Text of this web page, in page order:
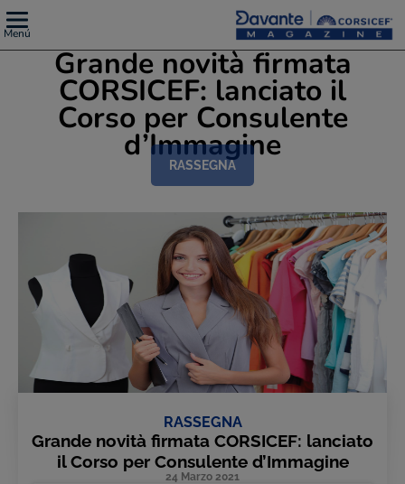
Menú
Grande novità firmata
CORSICEF: lanciato il
Corso per Consulente
d’Immagine
RASSEGNA
RASSEGNA
Grande novità firmata CORSICEF: lanciato
il Corso per Consulente d’Immagine
24 Marzo 2021